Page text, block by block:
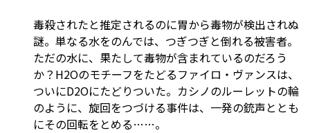
毒殺されたと推定されるのに胃から毒物が検出されぬ
謎。単なる水をのんでは、つぎつぎと倒れる被害者。
ただの水に、果たして毒物が含まれているのだろう
か？H2Oのモチーフをたどるファイロ・ヴァンスは、
ついにD2Oにたどりついた。カシノのルーレットの輪
のように、旋回をつづける事件は、一発の銃声ととも
にその回転をとめる……。